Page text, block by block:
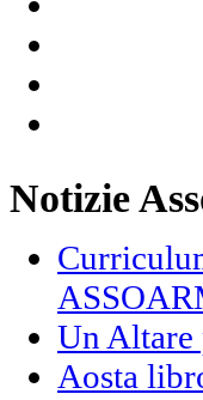
Notizie
Un
Aosta